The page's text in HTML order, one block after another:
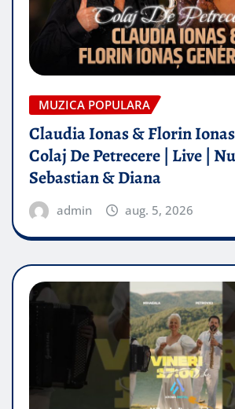
MUZICA POPULARA
Claudia Ionas & Florin
Colaj De Petrecere | Live |
Sebastian & Diana
admin aug. 5, 2026